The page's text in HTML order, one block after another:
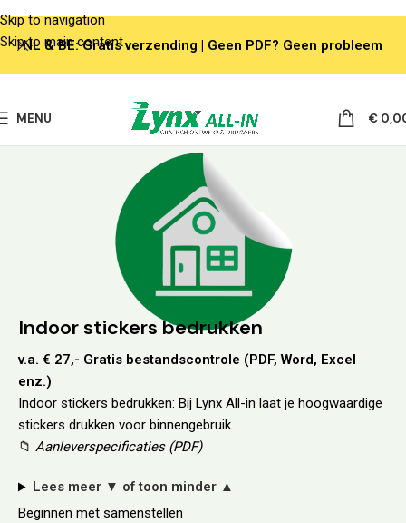
Skip to navigation
Skip to main content
MENU €
Indoor stickers bedrukken
v.a. € 27,- Gratis bestandscontrole (PDF, Word, Excel
enz.)
Indoor stickers bedrukken: Bij Lynx All-in laat je hoogwaardige
stickers drukken voor binnengebruik.
📁 Aanleverspecificaties (PDF)
Lees meer ▼ of toon minder ▲
Beginnen met samenstellen
NL & BE: Gratis verzending | Geen PDF? Geen probleem